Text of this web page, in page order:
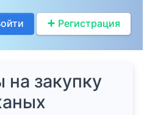
Регистрация
закупку